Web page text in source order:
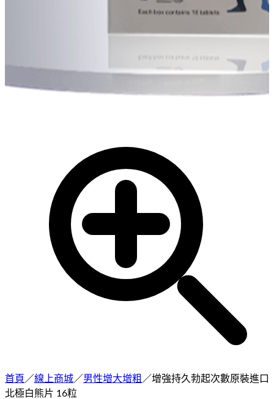
首頁 ／線上商城／男性增大增粗 ／增強持久勃起次數原裝進口
北極白熊片 16粒